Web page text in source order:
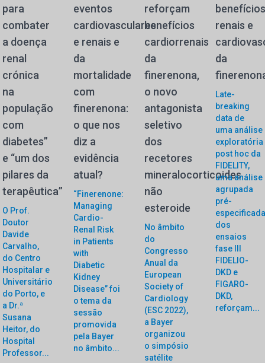
para
combater
a doença
renal
crónica
na
população
com
diabetes”
e “um dos
pilares da
terapêutica”
O Prof.
Doutor
Davide
Carvalho,
do Centro
Hospitalar e
Universitário
do Porto, e
a Dr.ª
Susana
Heitor, do
Hospital
Professor...
eventos
cardiovasculares
e renais e
da
mortalidade
com
finerenona:
o que nos
diz a
evidência
atual?
“Finerenone:
Managing
Cardio-
Renal Risk
in Patients
with
Diabetic
Kidney
Disease” foi
o tema da
sessão
promovida
pela Bayer
no âmbito...
reforçam
benefícios
cardiorrenais
da
finerenona,
o novo
antagonista
seletivo
dos
recetores
mineralocorticoides
não
esteroide
No âmbito
do
Congresso
Anual da
European
Society of
Cardiology
(ESC 2022),
a Bayer
organizou
o simpósio
satélite
benefícios
renais e
da
Late-
breaking
data de
uma análise
exploratória
post hoc da
FIDELITY,
uma análise
agrupada
pré-
especificada
dos
ensaios
fase III
FIDELIO-
DKD e
FIGARO-
DKD,
reforçam...